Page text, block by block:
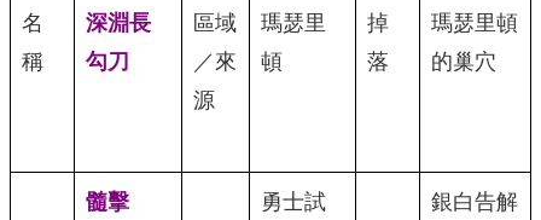
名
稱
深淵長
勾刀
區域
／來
源
瑪瑟里
頓
掉
落
瑪瑟里頓
的巢穴
髓擊
勇士試
銀白告解